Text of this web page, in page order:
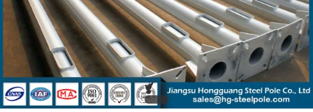
PRIVACYBELEID